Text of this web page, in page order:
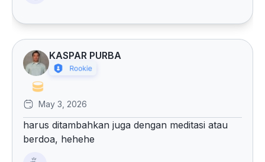
KASPAR PURBA
May 3, 2026
harus ditambahkan juga dengan meditasi atau
berdoa, hehehe